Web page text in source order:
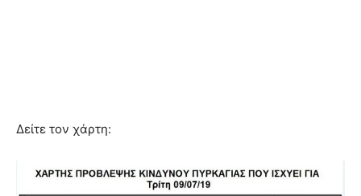
Δείτε τον χάρτη: